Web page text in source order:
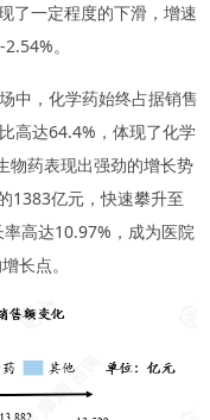
了一定程度的下滑，增速
。
中，化学药始终占据销售
高达64.4%，体现了化学
物药表现出强劲的增长势
1383亿元，快速攀升至
高达10.97%，成为医院
长点。